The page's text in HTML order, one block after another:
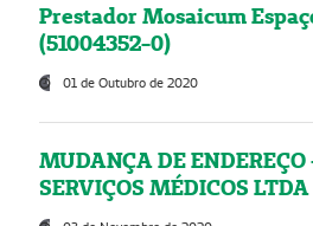
Prestador Mosaicum
(51004352-0)
01 de Outubro de 2020
MUDANÇA DE
SERVIÇOS MÉDICOS